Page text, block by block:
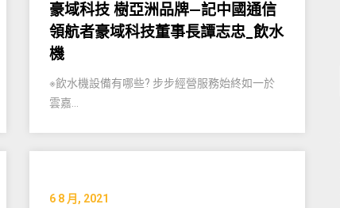
豪域科技 樹亞洲品牌—記中國通信
領航者豪域科技董事長譚志忠_飲水
機
※飲水機設備有哪些? 步步經營服務始終如一於
雲嘉…
6 8 月, 2021